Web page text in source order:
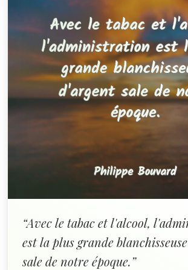
“Avec le tabac et l'alcool,
est la plus grande
sale de notre époque.”